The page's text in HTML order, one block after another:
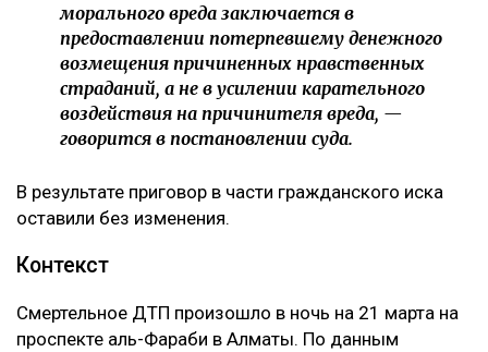
морального вреда заключается в
предоставлении потерпевшему денежного
возмещения причиненных нравственных
страданий, а не в усилении карательного
воздействия на причинителя вреда, —
говорится в постановлении суда.
В результате приговор в части гражданского иска
оставили без изменения.
Контекст
Смертельное ДТП произошло в ночь на 21 марта на
проспекте аль-Фараби в Алматы. По данным